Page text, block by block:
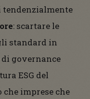
: scartare le
standard in
di governance
ESG del
imprese che